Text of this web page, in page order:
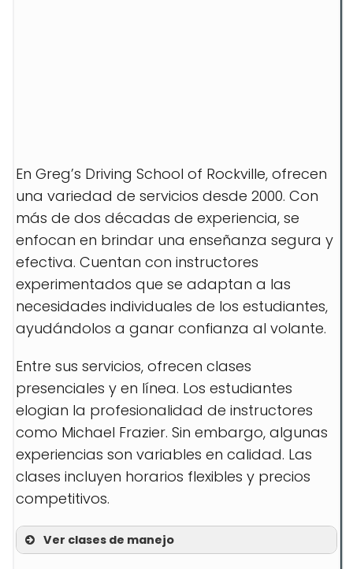
En Greg’s Driving School of Rockville, ofrecen
una variedad de servicios desde 2000. Con
más de dos décadas de experiencia, se
enfocan en brindar una enseñanza segura y
efectiva. Cuentan con instructores
experimentados que se adaptan a las
necesidades individuales de los estudiantes,
ayudándolos a ganar confianza al volante.
Entre sus servicios, ofrecen clases
presenciales y en línea. Los estudiantes
elogian la profesionalidad de instructores
como Michael Frazier. Sin embargo, algunas
experiencias son variables en calidad. Las
clases incluyen horarios flexibles y precios
competitivos.
Ver clases de manejo